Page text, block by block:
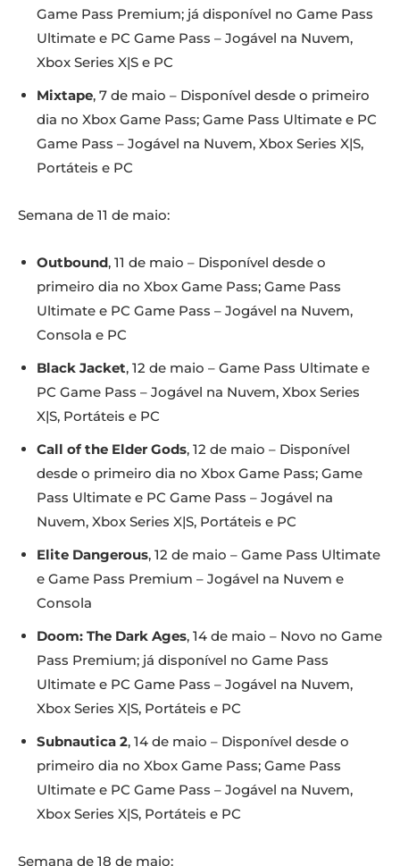
Game Pass Premium; já disponível no Game Pass
Ultimate e PC Game Pass – Jogável na Nuvem,
Xbox Series X|S e PC
Mixtape, 7 de maio – Disponível desde o primeiro
dia no Xbox Game Pass; Game Pass Ultimate e PC
Game Pass – Jogável na Nuvem, Xbox Series X|S,
Portáteis e PC
Semana de 11 de maio:
Outbound, 11 de maio – Disponível desde o
primeiro dia no Xbox Game Pass; Game Pass
Ultimate e PC Game Pass – Jogável na Nuvem,
Consola e PC
Black Jacket, 12 de maio – Game Pass Ultimate e
PC Game Pass – Jogável na Nuvem, Xbox Series
X|S, Portáteis e PC
Call of the Elder Gods, 12 de maio – Disponível
desde o primeiro dia no Xbox Game Pass; Game
Pass Ultimate e PC Game Pass – Jogável na
Nuvem, Xbox Series X|S, Portáteis e PC
Elite Dangerous, 12 de maio – Game Pass Ultimate
e Game Pass Premium – Jogável na Nuvem e
Consola
Doom: The Dark Ages, 14 de maio – Novo no Game
Pass Premium; já disponível no Game Pass
Ultimate e PC Game Pass – Jogável na Nuvem,
Xbox Series X|S, Portáteis e PC
Subnautica 2, 14 de maio – Disponível desde o
primeiro dia no Xbox Game Pass; Game Pass
Ultimate e PC Game Pass – Jogável na Nuvem,
Xbox Series X|S, Portáteis e PC
Semana de 18 de maio: